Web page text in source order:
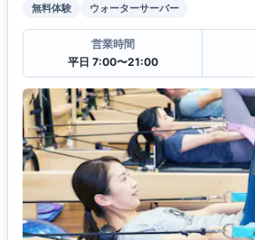
無料体験
ウォーターサーバー
営業時間
平日 7:00〜21:00